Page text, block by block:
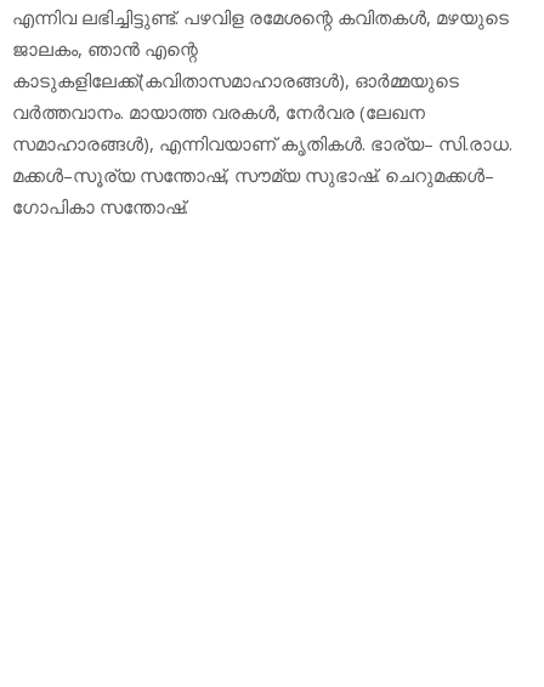
എന്നിവ ലഭിച്ചിട്ടുണ്ട്. പഴവിള രമേശന്റെ കവിതകള്‍, മഴയുടെ
ജാലകം, ഞാന്‍ എന്റെ
കാടുകളിലേക്ക്(കവിതാസമാഹാരങ്ങള്‍), ഓര്‍മ്മയുടെ
വര്‍ത്തവാനം. മായാത്ത വരകള്‍, നേര്‍വര (ലേഖന
സമാഹാരങ്ങള്‍), എന്നിവയാണ് കൃതികള്‍. ഭാര്യ– സി.രാധ.
മക്കള്‍–സൂര്യ സന്തോഷ്, സൗമ്യ സുഭാഷ്. ചെറുമക്കള്‍–
ഗോപികാ സന്തോഷ്.